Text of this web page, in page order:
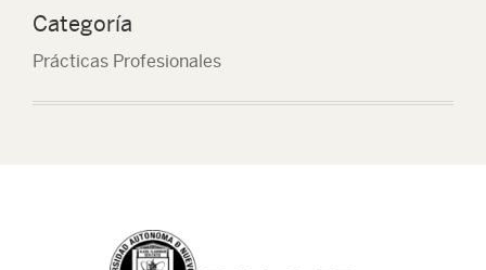
Categoría
Prácticas Profesionales